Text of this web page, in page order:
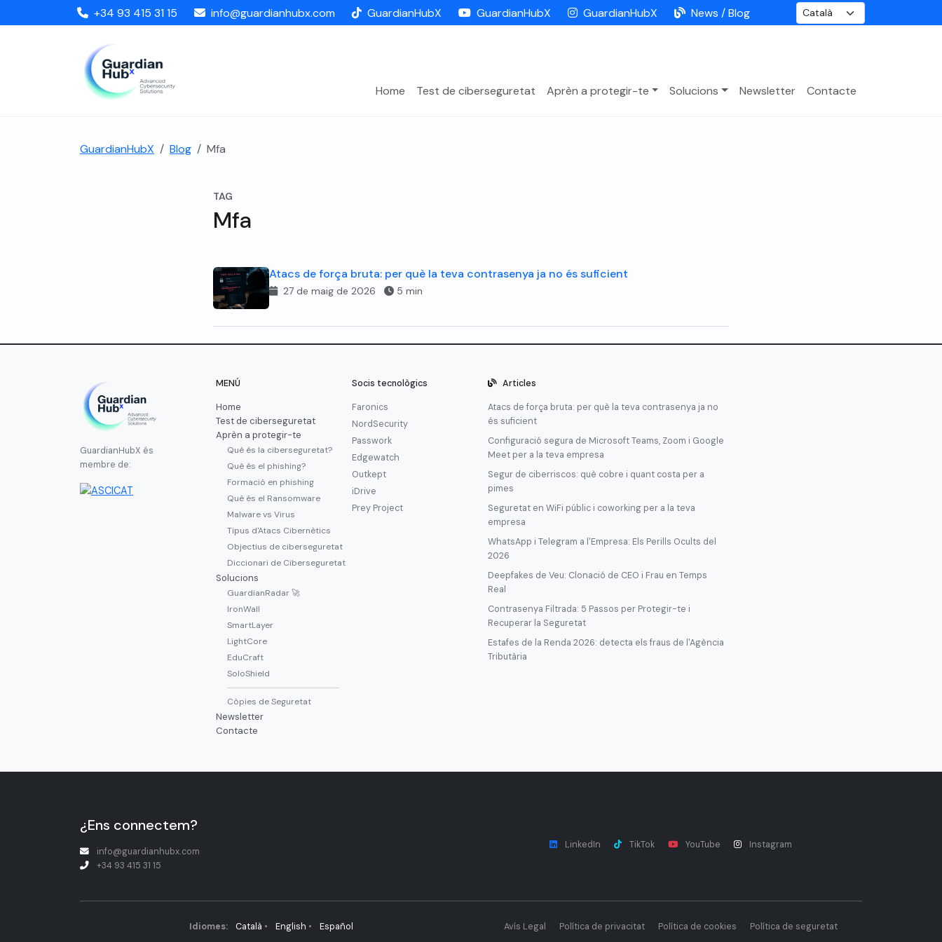
+34 93 415 31 15 info@guardianhubx.com GuardianHubX GuardianHubX GuardianHubX News / Blog
Home Test de ciberseguretat Aprèn a protegir-te Solucions Newsletter Contacte
GuardianHubX Blog Mfa
TAG
Mfa
Atacs de força bruta: per què la teva contrasenya ja no és suficient
27 de maig de 2026 5 min
GuardianHubX és
membre de:
MENÚ
Home
Test de ciberseguretat
Aprèn a protegir-te
Què és la ciberseguretat?
Què és el phishing?
Formació en phishing
Què és el Ransomware
Malware vs Virus
Tipus d'Atacs Cibernètics
Objectius de ciberseguretat
Diccionari de Ciberseguretat
Solucions
GuardianRadar 🚀
IronWall
SmartLayer
LightCore
EduCraft
SoloShield
Còpies de Seguretat
Newsletter
Contacte
Socis tecnològics
Faronics
NordSecurity
Passwork
Edgewatch
Outkept
iDrive
Prey Project
Articles
Atacs de força bruta: per què la teva contrasenya ja no
és suficient
Configuració segura de Microsoft Teams, Zoom i Google
Meet per a la teva empresa
Segur de ciberriscos: què cobre i quant costa per a
pimes
Seguretat en WiFi públic i coworking per a la teva
empresa
WhatsApp i Telegram a l'Empresa: Els Perills Ocults del
2026
Deepfakes de Veu: Clonació de CEO i Frau en Temps
Real
Contrasenya Filtrada: 5 Passos per Protegir-te i
Recuperar la Seguretat
Estafes de la Renda 2026: detecta els fraus de l'Agència
Tributària
¿Ens connectem?
info@guardianhubx.com
+34 93 415 31 15
LinkedIn TikTok YouTube Instagram
Idiomes: Català • English • Español Avís Legal Política de privacitat Política de cookies Política de seguretat